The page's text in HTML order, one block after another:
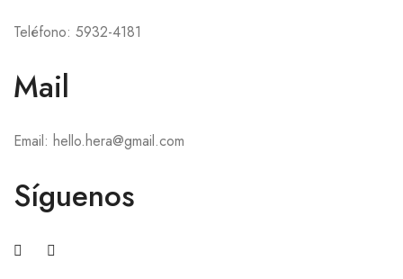
Teléfono: 5932-4181
Mail
Email: hello.hera@gmail.com
Síguenos